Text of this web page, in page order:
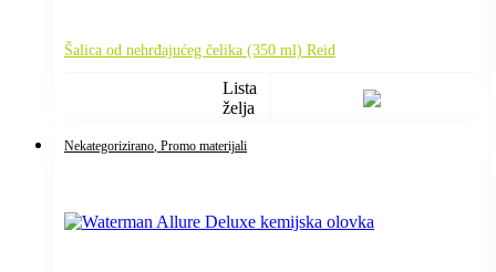
Šalica od nehrđajućeg čelika (350 ml) Reid
Lista
želja
Nekategorizirano , Promo materijali